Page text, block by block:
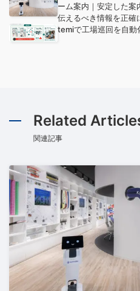
ーム案内｜安定した案
伝えるべき情報を正確
temiで工場巡回を自
Related
関連記事